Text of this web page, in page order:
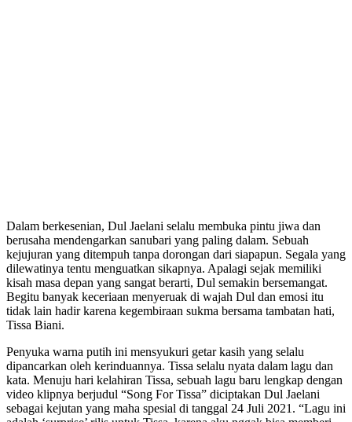
Dalam berkesenian, Dul Jaelani selalu membuka pintu jiwa dan
berusaha mendengarkan sanubari yang paling dalam. Sebuah
kejujuran yang ditempuh tanpa dorongan dari siapapun. Segala yang
dilewatinya tentu menguatkan sikapnya. Apalagi sejak memiliki
kisah masa depan yang sangat berarti, Dul semakin bersemangat.
Begitu banyak keceriaan menyeruak di wajah Dul dan emosi itu
tidak lain hadir karena kegembiraan sukma bersama tambatan hati,
Tissa Biani.
Penyuka warna putih ini mensyukuri getar kasih yang selalu
dipancarkan oleh kerinduannya. Tissa selalu nyata dalam lagu dan
kata. Menuju hari kelahiran Tissa, sebuah lagu baru lengkap dengan
video klipnya berjudul “Song For Tissa” diciptakan Dul Jaelani
sebagai kejutan yang maha spesial di tanggal 24 Juli 2021. “Lagu ini